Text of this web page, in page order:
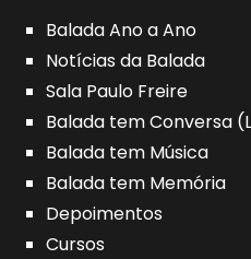
Balada Ano a Ano
Notícias da Balada
Sala Paulo Freire
Balada tem Conversa
Balada tem Música
Balada tem Memória
Depoimentos
Cursos